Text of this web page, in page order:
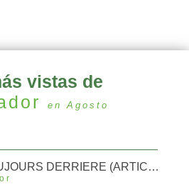
vistas de
en Agosto
ELLE EST TOUJOURS DERRIERE (ARTICLE 214)